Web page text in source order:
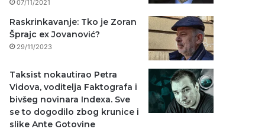
07/11/2021
Raskrinkavanje: Tko je Zoran
Šprajc ex Jovanović?
29/11/2023
Taksist nokautirao Petra
Vidova, voditelja Faktografa i
bivšeg novinara Indexa. Sve
se to dogodilo zbog krunice i
slike Ante Gotovine